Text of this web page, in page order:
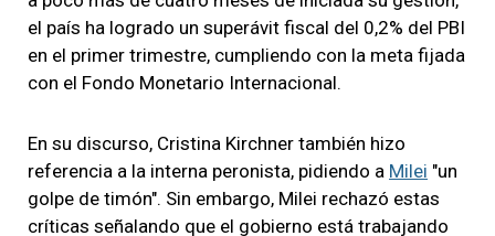
el país ha logrado un superávit fiscal del 0,2% del PBI
en el primer trimestre, cumpliendo con la meta fijada
con el Fondo Monetario Internacional.
En su discurso, Cristina Kirchner también hizo
referencia a la interna peronista, pidiendo a Milei "un
golpe de timón". Sin embargo, Milei rechazó estas
críticas señalando que el gobierno está trabajando